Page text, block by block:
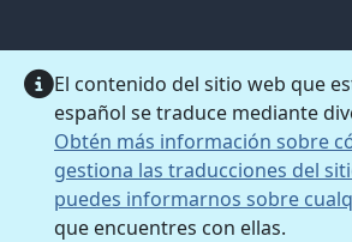
El contenido del sitio web que
español se traduce mediante
Obtén más información sobre
gestiona las traducciones del
puedes informarnos sobre
que encuentres con ellas.